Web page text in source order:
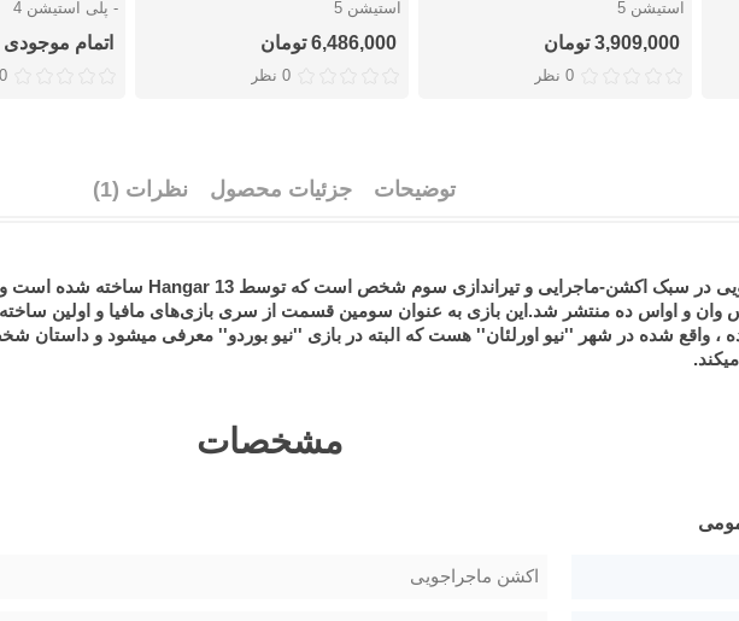
استیشن 5
3,909,000 تومان
0 نظر
استیشن 5
6,486,000 تومان
0 نظر
- پلی استیشن 4
اتمام موجودی
0 نظر
توضیحات جزئیات محصول نظرات (1)
واقع شده در شهر ''نیو اورلئان'' هست که البته در بازی ''نیو بوردو'' معرفی میشود و داستان
مشخصات
اکشن ماجراجویی